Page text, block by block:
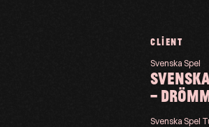
CLIENT
Svenska Spel
–
Svenska Spel